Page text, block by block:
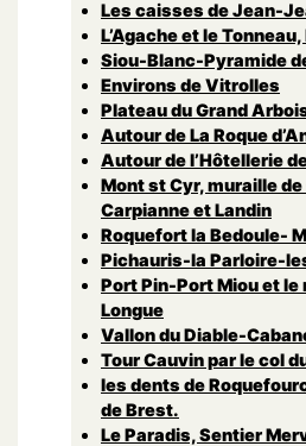
Les caisses de Jean-
L’Agache et le
Siou-Blanc-Pyramide
Environs de Vitrolles
Plateau du Grand
Autour de La Roque
Autour de l’Hôtellerie
Mont st Cyr, muraille
Carpianne et Landin
Roquefort la Bedoule-
Pichauris-la Parloire-
Port Pin-Port Miou et le
Longue
Vallon du Diable-
Tour Cauvin par le col
les dents de
de Brest.
Le Paradis, Sentier